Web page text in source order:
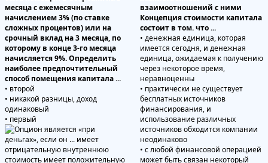
месяца с ежемесячным
начислением 3% (по ставке
сложных процентов) или на
срочный вклад на 3 месяца, по
которому в конце 3-го месяца
начисляется 9%. Определить
наиболее предпочтительный
способ помещения капитала ...
• второй
• никакой разницы, доход
одинаковый
• первый
взаимоотношений с ними
Концепция стоимости капитала
состоит в том. что ...
• денежная единица, которая
имеется сегодня, и денежная
единица, ожидаемая к получению
через некоторое время,
неравноценны
• практически не существует
бесплатных источников
финансирования, и
использование различных
источников обходится компании
неодинаково
• с любой финансовой операцией
может быть связан некоторый